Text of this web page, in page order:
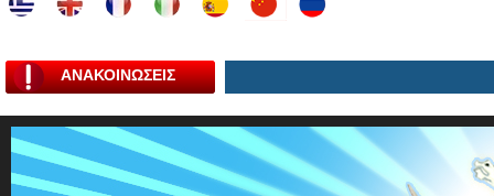
ΑΝΑΚΟΙΝΩΣΕΙΣ